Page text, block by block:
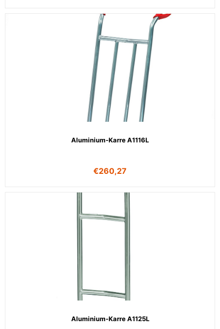
Aluminium-Karre A1116L
€260,27
Aluminium-Karre A1125L